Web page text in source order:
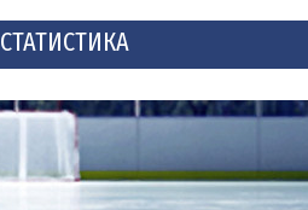
СТАТИСТИКА